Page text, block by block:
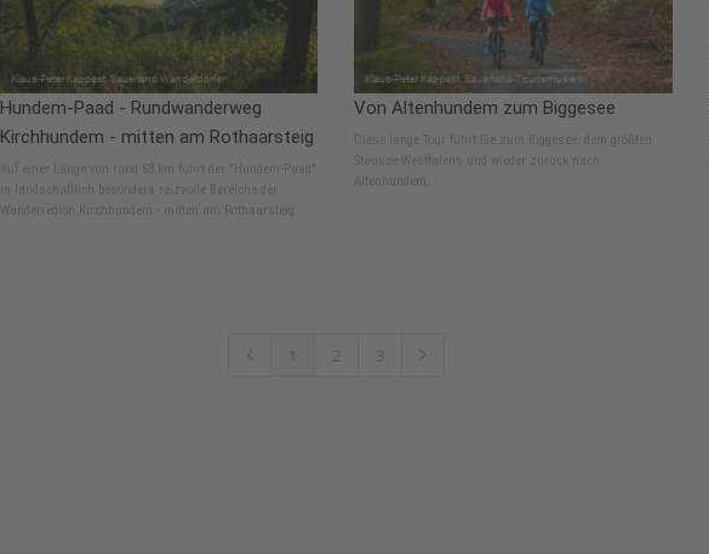
Hundem-Paad - Rundwanderweg
Kirchhundem - mitten am Rothaarsteig
Auf einer Länge von rund 68 km führt der "Hundem-Paad"
in landschaftlich besonders reizvolle Bereiche der
Wanderregion Kirchhundem - mitten am Rothaarsteig.
Von Altenhundem zum Biggesee
Diese lange Tour führt Sie zum Biggesee, dem größten
Stausee Westfalens und wieder zurück nach
Altenhundem.
1 2 3